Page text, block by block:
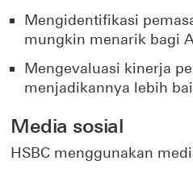
Mengidentifikasi
mungkin menarik bagi
Mengevaluasi kinerja
menjadikannya lebih
Media sosial
HSBC menggunakan